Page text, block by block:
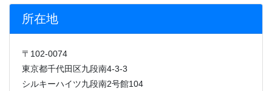
所在地
〒102-0074
東京都千代田区九段南4-3-3
シルキーハイツ九段南2号館104